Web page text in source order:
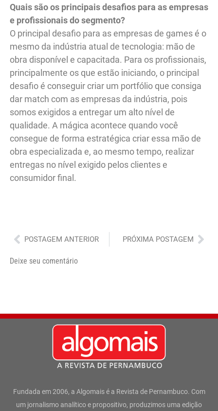
Quais são os principais desafios para as empresas
e profissionais do segmento?
O principal desafio para as empresas de games é o
mesmo da indústria atual de tecnologia: mão de
obra disponível e capacitada. Para os profissionais,
principalmente os que estão iniciando, o principal
desafio é conseguir criar um portfólio que consiga
dar match com as empresas da indústria, pois
somos exigidos a entregar um alto nível de
qualidade. A mágica acontece quando você
consegue de forma estratégica criar essa mão de
obra especializada e, ao mesmo tempo, realizar
entregas no nível exigido pelos clientes e
consumidor final.
Anterior
POSTAGEM ANTERIOR PRÓXIMA POSTAGEM
Deixe seu comentário
Fundada em 2006, a Algomais é a Revista de Pernambuco. Com
um jornalismo analítico e propositivo, produzimos uma edição